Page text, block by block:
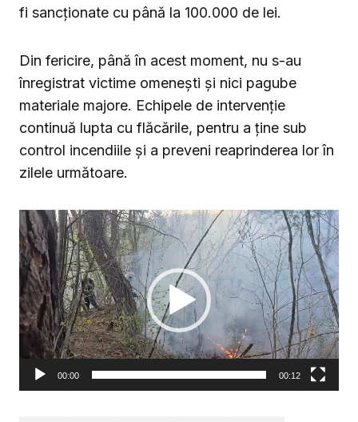
fi sancționate cu până la 100.000 de lei.
Din fericire, până în acest moment, nu s-au
înregistrat victime omenești și nici pagube
materiale majore. Echipele de intervenție
continuă lupta cu flăcările, pentru a ține sub
control incendiile și a preveni reaprinderea lor în
zilele următoare.
Player
video
00:00 00:12